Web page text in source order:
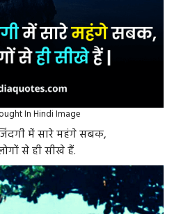
In Hindi Image
में सारे महंगे सबक,
से ही सीखे हैं.